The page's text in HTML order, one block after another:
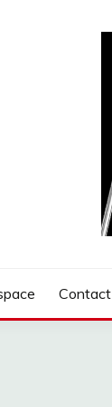
Contact